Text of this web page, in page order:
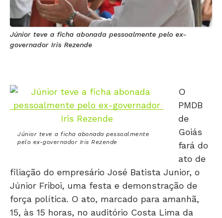
Júnior teve a ficha abonada pessoalmente pelo ex-
governador Iris Rezende
Júnior teve a ficha abonada pessoalmente
pelo ex-governador Iris Rezende
O
PMDB
de
Goiás
fará do
ato de
filiação do empresário José Batista Junior, o
Júnior Friboi, uma festa e demonstração de
força política. O ato, marcado para amanhã,
15, às 15 horas, no auditório Costa Lima da